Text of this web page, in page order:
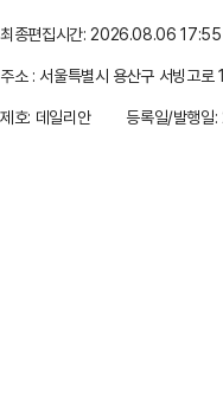
최종편집시간: 2026.08.06 17:55
주소 : 서울특별시 용산구 서빙고
제호: 데일리안
등록일/발행